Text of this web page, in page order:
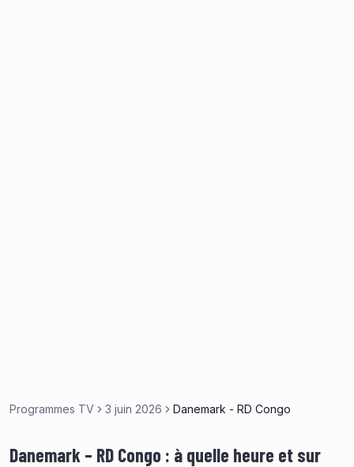
Programmes TV 3 juin 2026 Danemark - RD Congo
Danemark – RD Congo : à quelle heure et sur